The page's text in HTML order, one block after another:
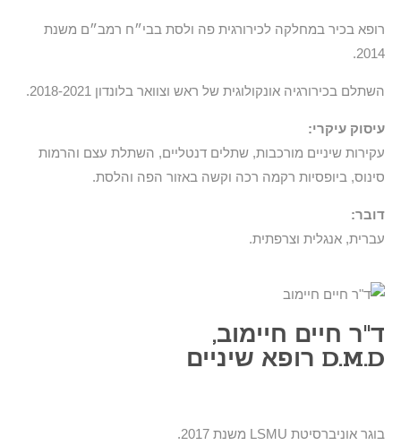
רופא בכיר במחלקה לכירורגית פה ולסת בבי״ח רמב״ם משנת
2014.
השתלם בכירורגיה אונקולוגית של ראש וצוואר בלונדון 2018-2021.
עיסוק עיקרי:
עקירות שיניים מורכבות, שתלים דנטליים, השתלת עצם והרמות
סינוס, ביופסיות רקמה רכה וקשה באזור הפה והלסת.
דובר:
עברית, אנגלית וצרפתית.
ד"ר חיים חיימוב,
D.M.D רופא שיניים​
בוגר אוניברסיטת LSMU משנת 2017.